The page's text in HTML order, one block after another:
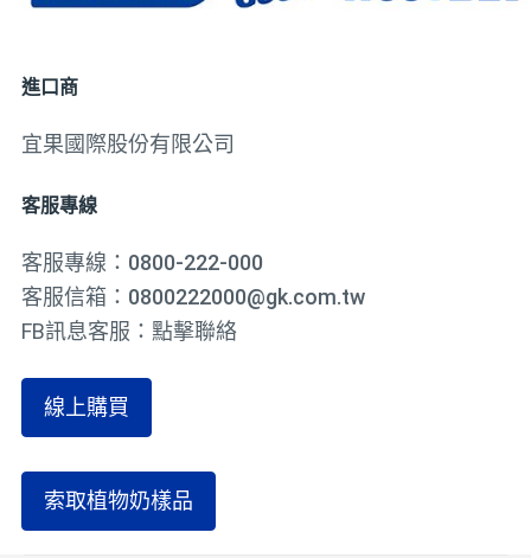
進口商
宜果國際股份有限公司
客服專線
客服專線： 0800-222-000
客服信箱： 0800222000@gk.com.tw
FB訊息客服： 點擊聯絡
線上購買
索取植物奶樣品